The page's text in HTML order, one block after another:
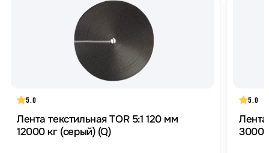
5.0
Лента текстильная TOR 5:1 120 мм
12000 кг (серый) (Q)
5.0